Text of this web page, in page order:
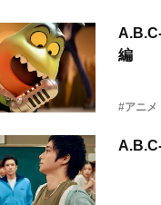
編
#アニメ